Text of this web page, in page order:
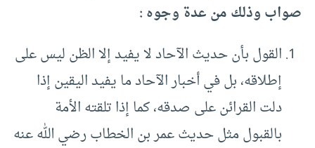
صواب وذلك من عدة وجوه :
القول بأن حديث الآحاد لا يفيد إلا الظن ليس على
إطلاقه، بل في أخبار الآحاد ما يفيد اليقين إذا
دلت القرائن على صدقه، كما إذا تلقته الأمة
بالقبول مثل حديث عمر بن الخطاب رضي الله عنه